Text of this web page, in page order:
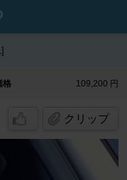
格 109,200 円
クリップ